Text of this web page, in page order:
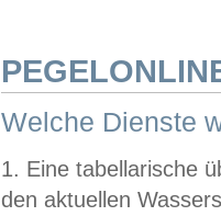
Welche Dienste
1. Eine tabellarische
den aktuellen